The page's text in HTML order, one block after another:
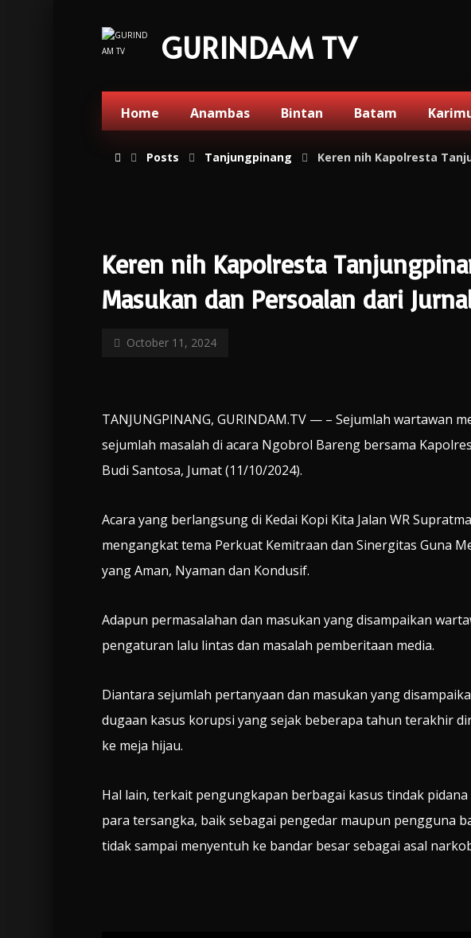
GURINDAM TV
Home Anambas Bintan Batam
Posts Tanjungpinang Keren nih Kapolresta
Keren nih Kapolresta
Masukan dan Persoalan dari
October 11, 2024
TANJUNGPINANG, GURINDAM.TV — – Sejumlah wartawan
sejumlah masalah di acara Ngobrol Bareng bersama
Budi Santosa, Jumat (11/10/2024).
Acara yang berlangsung di Kedai Kopi Kita Jalan WR
mengangkat tema Perkuat Kemitraan dan Sinergitas Guna
yang Aman, Nyaman dan Kondusif.
Adapun permasalahan dan masukan yang disampaikan
pengaturan lalu lintas dan masalah pemberitaan media.
Diantara sejumlah pertanyaan dan masukan yang
dugaan kasus korupsi yang sejak beberapa tahun terakhir
ke meja hijau.
Hal lain, terkait pengungkapan berbagai kasus tindak
para tersangka, baik sebagai pengedar maupun pengguna
tidak sampai menyentuh ke bandar besar sebagai asal